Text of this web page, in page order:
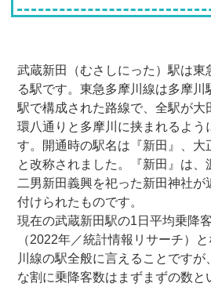
武蔵新田（むさしにった）駅は東
る駅です。東急多摩川線は多摩川
駅で構成された路線で、全駅が大
環八通りと多摩川に挟まれるよう
す。開通時の駅名は『新田』、大
と改称されました。『新田』は
二男新田義興を祀った新田神社が
付けられたものです。
現在の武蔵新田駅の1日平均乗降
（2022年／統計情報リサーチ）
川線の駅全般に言えることですが
な割に乗降客数はまずまずの数と